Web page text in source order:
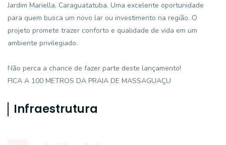
Jardim Mariella, Caraguatatuba. Uma excelente oportunidade
para quem busca um novo lar ou investimento na região. O
projeto promete trazer conforto e qualidade de vida em um
ambiente privilegiado.
Não perca a chance de fazer parte deste lançamento!
FICA A 100 METROS DA PRAIA DE MASSAGUAÇU
Infraestrutura